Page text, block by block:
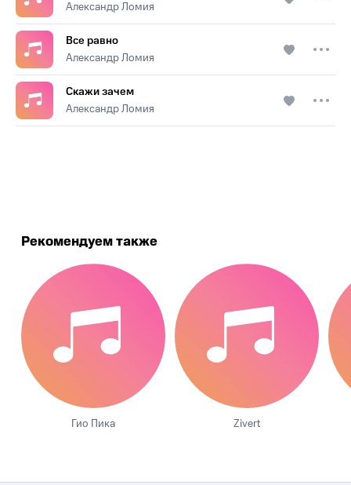
Александр Ломия
Все равно
Александр Ломия
Скажи зачем
Александр Ломия
Рекомендуем также
Гио Пика Zivert